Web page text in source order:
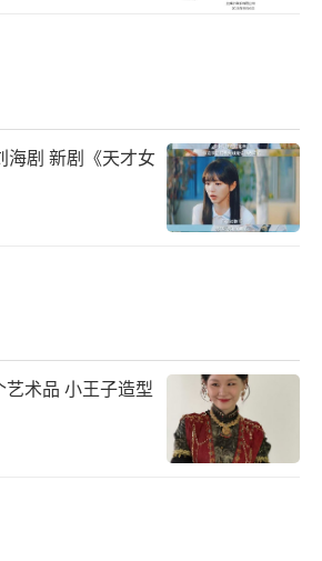
果能换你（顶顶）一生幸
辈子。”
编辑：郭一楠 CK001）
海剧 新剧《天才女
术品 小王子造型